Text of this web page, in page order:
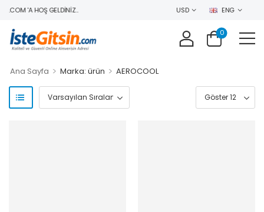
'A HOŞ GELDINIZ.. USD ENG
0
Ana Sayfa > Marka: ürün > AEROCOOL